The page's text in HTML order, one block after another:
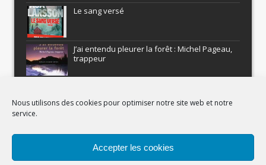
Nous utilisons des cookies pour optimiser notre site web et notre
service.
Accepter les cookies
Le sang versé
J’ai entendu pleurer la forêt : Michel Pageau,
trappeur